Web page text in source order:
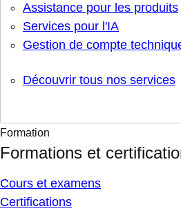
Assistance pour les produits
Services pour l'IA
Gestion de compte
Découvrir tous nos services
Formation
Formations et
Cours et examens
Certifications